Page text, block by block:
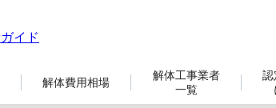
解体費用相場
解体工事業者
一覧
認